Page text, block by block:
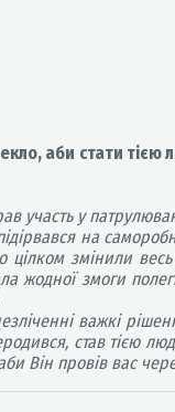
аби стати
участь у
на
змінили
жодної змоги
важкі
став тією
Він провів вас